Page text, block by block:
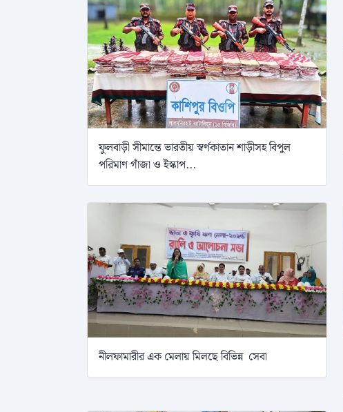
ফুলবাড়ী সীমান্তে ভারতীয় স্বর্ণকাতান শাড়ীসহ বিপুল
পরিমাণ গাঁজা ও ইস্কাপ...
নীলফামারীর এক মেলায় মিলছে বিভিন্ন সেবা